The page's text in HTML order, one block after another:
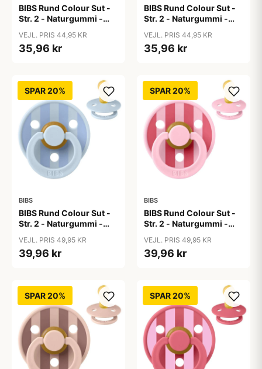
BIBS Rund Colour Sut -
Str. 2 - Naturgummi -
VEJL. PRIS 44,95 KR
35,96 kr
BIBS Rund Colour Sut -
Str. 2 - Naturgummi -
VEJL. PRIS 44,95 KR
35,96 kr
SPAR 20%
BIBS
BIBS Rund Colour Sut -
Str. 2 - Naturgummi -
Blue/Dusty Blue
VEJL. PRIS 49,95 KR
39,96 kr
SPAR 20%
BIBS
BIBS Rund Colour Sut -
Str. 2 - Naturgummi -
Pink/Coral
VEJL. PRIS 49,95 KR
39,96 kr
SPAR 20% SPAR 20%